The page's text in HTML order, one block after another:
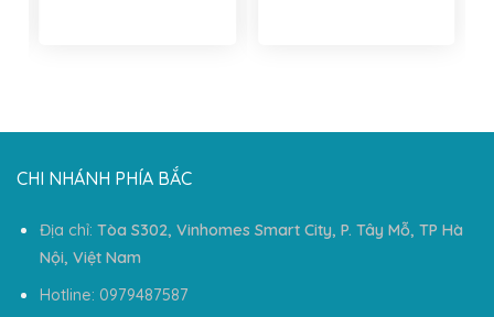
CHI NHÁNH PHÍA BẮC
Địa chỉ: Tòa S302, Vinhomes Smart City, P. Tây Mỗ, TP Hà
Nội, Việt Nam
Hotline: 0979487587